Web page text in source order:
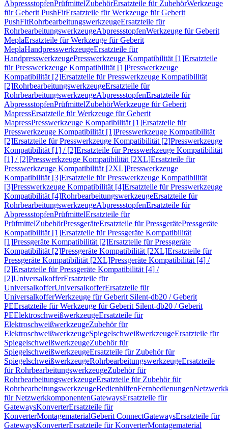
AbpressstopfenPrüfmittelZubehörErsatzteile für ZubehörWerkzeuge
für Geberit PushFitErsatzteile für Werkzeuge für Geberit
PushFitRohrbearbeitungswerkzeugeErsatzteile für
RohrbearbeitungswerkzeugeAbpressstopfenWerkzeuge für Geberit
MeplaErsatzteile für Werkzeuge für Geberit
MeplaHandpresswerkzeugeErsatzteile für
HandpresswerkzeugePresswerkzeuge Kompatibilität [1]Ersatzteile
für Presswerkzeuge Kompatibilität [1]Presswerkzeuge
Kompatibilität [2]Ersatzteile für Presswerkzeuge Kompatibilität
[2]RohrbearbeitungswerkzeugeErsatzteile für
RohrbearbeitungswerkzeugeAbpressstopfenErsatzteile für
AbpressstopfenPrüfmittelZubehörWerkzeuge für Geberit
MapressErsatzteile für Werkzeuge für Geberit
MapressPresswerkzeuge Kompatibilität [1]Ersatzteile für
Presswerkzeuge Kompatibilität [1]Presswerkzeuge Kompatibilität
[2]Ersatzteile für Presswerkzeuge Kompatibilität [2]Presswerkzeuge
Kompatibilität [1] / [2]Ersatzteile für Presswerkzeuge Kompatibilität
[1] / [2]Presswerkzeuge Kompatibilität [2XL]Ersatzteile für
Presswerkzeuge Kompatibilität [2XL]Presswerkzeuge
Kompatibilität [3]Ersatzteile für Presswerkzeuge Kompatibilität
[3]Presswerkzeuge Kompatibilität [4]Ersatzteile für Presswerkzeuge
Kompatibilität [4]RohrbearbeitungswerkzeugeErsatzteile für
RohrbearbeitungswerkzeugeAbpressstopfenErsatzteile für
AbpressstopfenPrüfmittelErsatzteile für
PrüfmittelZubehörPressgeräteErsatzteile für PressgerätePressgeräte
Kompatibilität [1]Ersatzteile für Pressgeräte Kompatibilität
[1]Pressgeräte Kompatibilität [2]Ersatzteile für Pressgeräte
Kompatibilität [2]Pressgeräte Kompatibilität [2XL]Ersatzteile für
Pressgeräte Kompatibilität [2XL]Pressgeräte Kompatibilität [4] /
[2]Ersatzteile für Pressgeräte Kompatibilität [4] /
[2]UniversalkofferErsatzteile für
UniversalkofferUniversalkofferErsatzteile für
UniversalkofferWerkzeuge für Geberit Silent-db20 / Geberit
PEErsatzteile für Werkzeuge für Geberit Silent-db20 / Geberit
PEElektroschweißwerkzeugeErsatzteile für
ElektroschweißwerkzeugeZubehör für
ElektroschweißwerkzeugeSpiegelschweißwerkzeugeErsatzteile für
SpiegelschweißwerkzeugeZubehör für
SpiegelschweißwerkzeugeErsatzteile für Zubehör für
SpiegelschweißwerkzeugeRohrbearbeitungswerkzeugeErsatzteile
für RohrbearbeitungswerkzeugeZubehör für
RohrbearbeitungswerkzeugeErsatzteile für Zubehör für
RohrbearbeitungswerkzeugeBedienhilfenFernbedienungen
für NetzwerkkomponentenGatewaysErsatzteile für
GatewaysKonverterErsatzteile für
KonverterMontagematerialGeberit ConnectGatewaysErsatzteile für
GatewaysKonverterErsatzteile für KonverterMontagematerial